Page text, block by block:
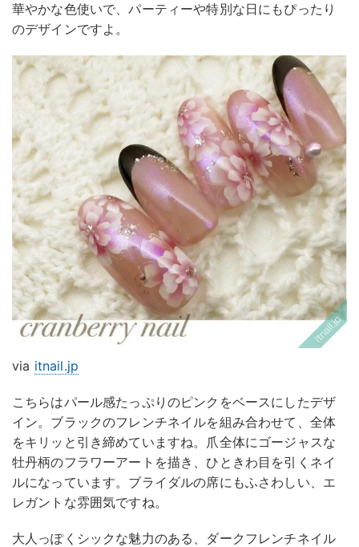
華やかな色使いで、パーティーや特別な日にもぴったり
のデザインですよ。
via itnail.jp
こちらはパール感たっぷりのピンクをベースにしたデザ
イン。ブラックのフレンチネイルを組み合わせて、全体
をキリッと引き締めていますね。爪全体にゴージャスな
牡丹柄のフラワーアートを描き、ひときわ目を引くネイ
ルになっています。ブライダルの席にもふさわしい、エ
レガントな雰囲気ですね。
大人っぽくシックな魅力のある、ダークフレンチネイル